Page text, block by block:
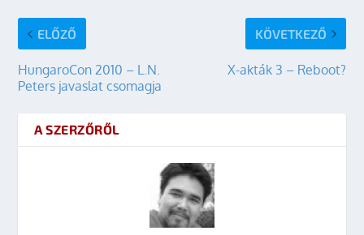
ELŐZŐ
HungaroCon 2010 – L.N.
Peters javaslat csomagja
KÖVETKEZŐ
X-akták 3 – Reboot?
A SZERZŐRŐL